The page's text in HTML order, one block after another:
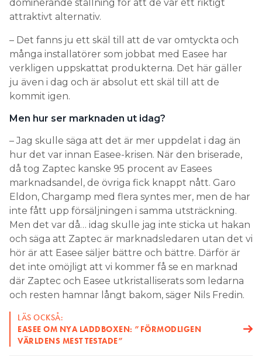
dominerande ställning för att de var ett riktigt
attraktivt alternativ.
– Det fanns ju ett skäl till att de var omtyckta och
många installatörer som jobbat med Easee har
verkligen uppskattat produkterna. Det här gäller
ju även i dag och är absolut ett skäl till att de
kommit igen.
Men hur ser marknaden ut idag?
– Jag skulle säga att det är mer uppdelat i dag än
hur det var innan Easee-krisen. När den briserade,
då tog Zaptec kanske 95 procent av Easees
marknadsandel, de övriga fick knappt nått. Garo
Eldon, Chargamp med flera syntes mer, men de har
inte fått upp försäljningen i samma utsträckning.
Men det var då… idag skulle jag inte sticka ut hakan
och säga att Zaptec är marknadsledaren utan det vi
hör är att Easee säljer bättre och bättre. Därför är
det inte omöjligt att vi kommer få se en marknad
där Zaptec och Easee utkristalliserats som ledarna
och resten hamnar långt bakom, säger Nils Fredin.
LÄS OCKSÅ:
EASEE OM NYA LADDBOXEN: ”FÖRMODLIGEN
VÄRLDENS MEST TESTADE”